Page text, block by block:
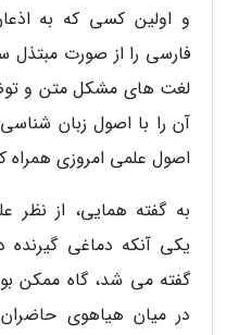
و اولین کسی که به
فارسی را از صورت مبتذل
لغت های مشکل متن و
آن را با اصول زبان
اصول علمی امروزی همراه
به گفته همایی، از
یکی آنکه دماغی
گفته می شد، گاه ممکن
در میان هیاهوی